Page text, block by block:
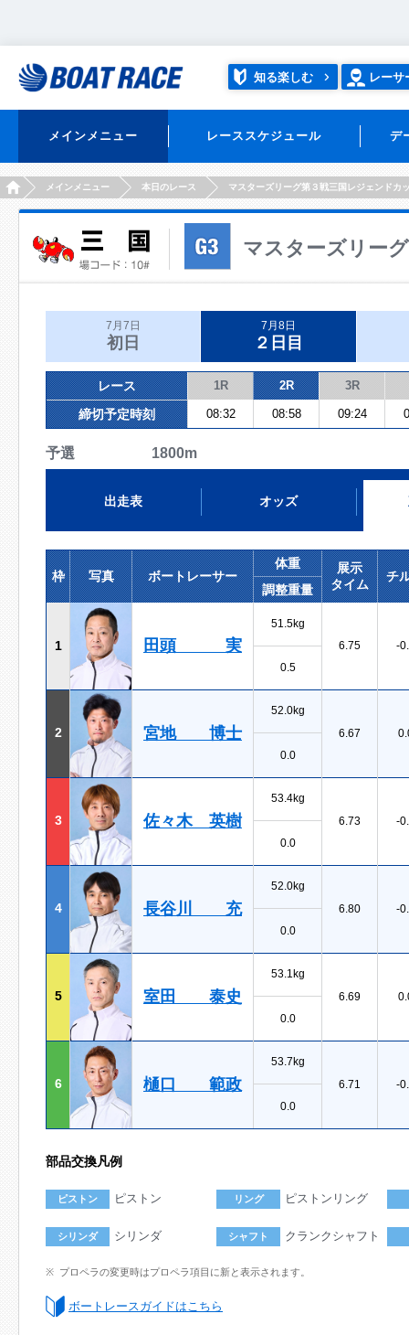
知る楽しむ レーサ
メインメニュー レーススケジュール デ
HOMEメインメニュー 本日のレース マスターズリーグ第３戦三国レジェンドカ
マスターズリー
7月7日
初日
7月8日
２日目
レース 1R 2R 3R
締切予定時刻 08:32 08:58 09:24
予選 1800m
出走表 オッズ
枠 写真 ボートレーサー
体重
展示
タイム
チ
調整重量
1 田頭 実
51.5kg
6.75
-
0.5
2 宮地 博士
52.0kg
6.67
0.0
3 佐々木 英樹
53.4kg
6.73
-
0.0
4 長谷川 充
52.0kg
6.80
-
0.0
5 室田 泰史
53.1kg
6.69
0.0
6 樋口 範政
53.7kg
6.71
-
0.0
部品交換凡例
ピストン ピストン リング ピストンリング
シリンダ シリンダ シャフト クランクシャフト
プロペラの変更時はプロペラ項目に新と表示されます。
ボートレースガイドはこちら